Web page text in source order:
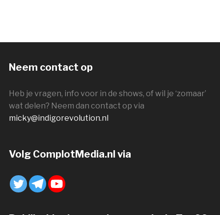
Neem contact op
Heb je vragen, info voor in de shows, of wil je ‘zomaar’
wat delen? Neem dan contact op via
micky@indigorevolution.nl
Volg ComplotMedia.nl via